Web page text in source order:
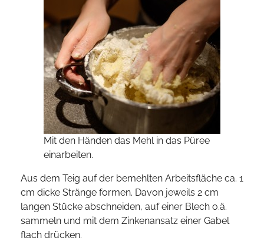
Mit den Händen das Mehl in das Püree
einarbeiten.
Aus dem Teig auf der bemehlten Arbeitsfläche ca. 1
cm dicke Stränge formen. Davon jeweils 2 cm
langen Stücke abschneiden, auf einer Blech o.ä.
sammeln und mit dem Zinkenansatz einer Gabel
flach drücken.